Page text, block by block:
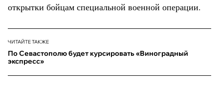
открытки бойцам специальной военной операции.
ЧИТАЙТЕ ТАКЖЕ
По Севастополю будет курсировать «Виноградный
экспресс»